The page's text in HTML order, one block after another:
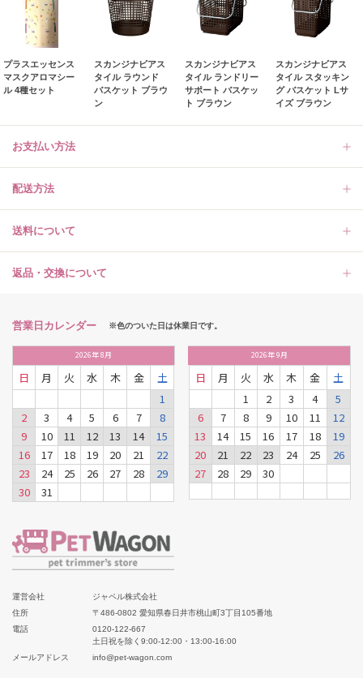
プラスエッセンス
マスクアロマシー
ル 4種セット
スカンジナビアス
タイル ラウンド
バスケット ブラウ
ン
スカンジナビアス
タイル ランドリー
サポート バスケッ
ト ブラウン
スカンジナビアス
タイル スタッキン
グ バスケット Lサ
イズ ブラウン
お支払い方法
配送方法
送料について
返品・交換について
営業日カレンダー ※色のついた日は休業日です。
2026年8月
日 月 火 水 木 金
土
1
2
3 4 5 6 7
8
9
10 11 12 13 14
15
16
17 18 19 20 21
22
23
24 25 26 27 28
29
30
31
2026年9月
日 月 火 水 木 金
土
1
2 3 4
5
6
7 8 9 10 11
12
13
14 15 16 17 18
19
20
21 22 23 24 25
26
27
28 29 30
運営会社
ジャペル株式会社
住所
〒486-0802 愛知県春日井市桃山町3丁目105番地
電話
0120-122-667
土日祝を除く9:00-12:00・13:00-16:00
メールアドレス
info@pet-wagon.com